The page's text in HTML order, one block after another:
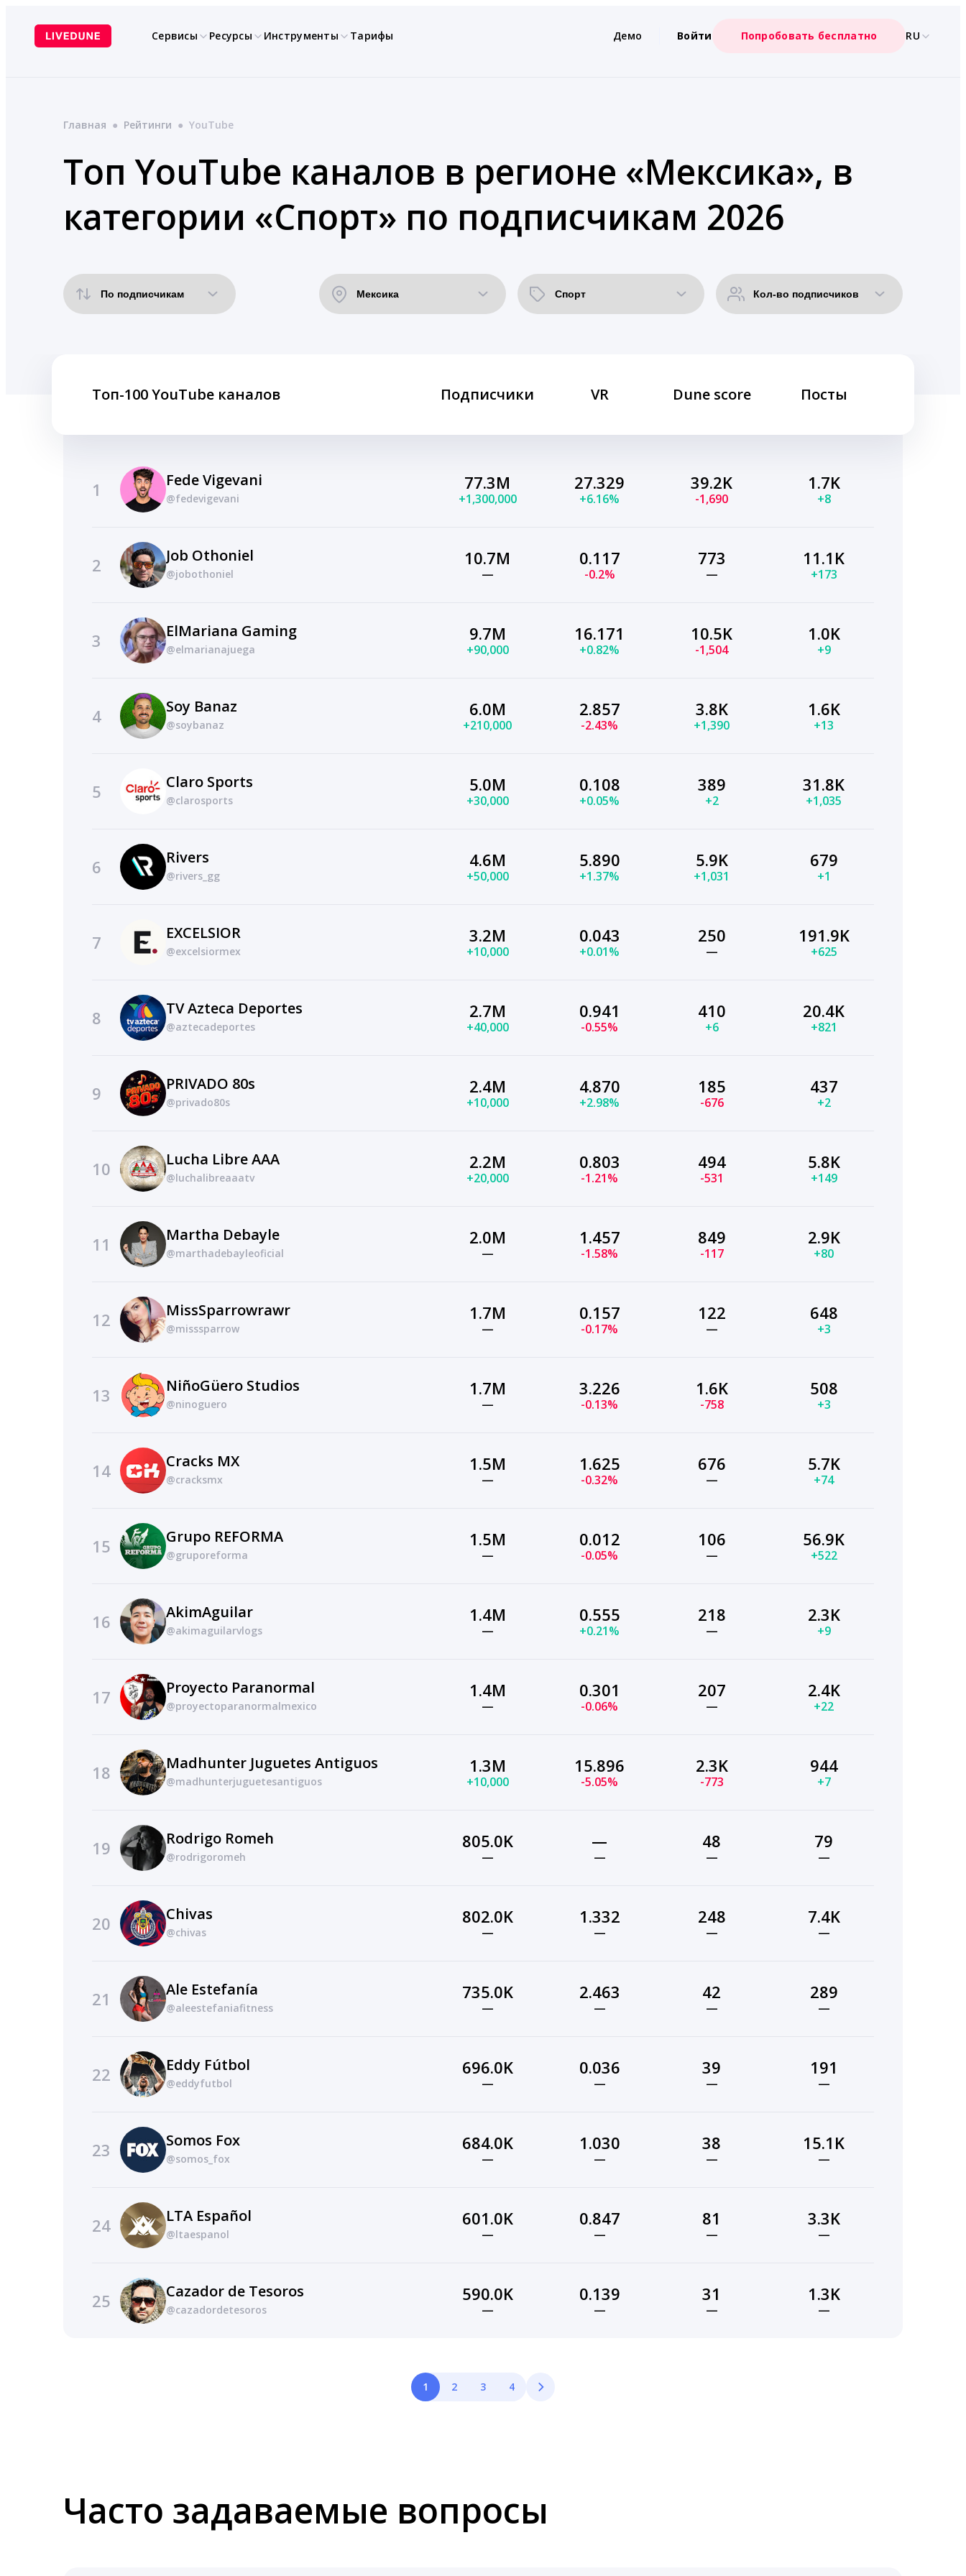
содержимому
Сервисы Ресурсы Инструменты Тарифы Демо Войти Попробовать бесплатно RU
Главная ● Рейтинги ● YouTube
Топ YouTube каналов в регионе «Мексика», в
категории «Спорт» по подписчикам 2026
Топ-100 YouTube каналов Подписчики VR Dune score Посты
1 Fede Vigevani
@fedevigevani
77.3M
+1,300,000
27.329
+6.16%
39.2K
-1,690
1.7K
+8
2 Job Othoniel
@jobothoniel
10.7M
—
0.117
-0.2%
773
—
11.1K
+173
3 ElMariana Gaming
@elmarianajuega
9.7M
+90,000
16.171
+0.82%
10.5K
-1,504
1.0K
+9
4 Soy Banaz
@soybanaz
6.0M
+210,000
2.857
-2.43%
3.8K
+1,390
1.6K
+13
5 Claro Sports
@clarosports
5.0M
+30,000
0.108
+0.05%
389
+2
31.8K
+1,035
6 Rivers
@rivers_gg
4.6M
+50,000
5.890
+1.37%
5.9K
+1,031
679
+1
7 EXCELSIOR
@excelsiormex
3.2M
+10,000
0.043
+0.01%
250
—
191.9K
+625
8 TV Azteca Deportes
@aztecadeportes
2.7M
+40,000
0.941
-0.55%
410
+6
20.4K
+821
9 PRIVADO 80s
@privado80s
2.4M
+10,000
4.870
+2.98%
185
-676
437
+2
10 Lucha Libre AAA
@luchalibreaaatv
2.2M
+20,000
0.803
-1.21%
494
-531
5.8K
+149
11 Martha Debayle
@marthadebayleoficial
2.0M
—
1.457
-1.58%
849
-117
2.9K
+80
12 MissSparrowrawr
@misssparrow
1.7M
—
0.157
-0.17%
122
—
648
+3
13 NiñoGüero Studios
@ninoguero
1.7M
—
3.226
-0.13%
1.6K
-758
508
+3
14 Cracks MX
@cracksmx
1.5M
—
1.625
-0.32%
676
—
5.7K
+74
15 Grupo REFORMA
@gruporeforma
1.5M
—
0.012
-0.05%
106
—
56.9K
+522
16 AkimAguilar
@akimaguilarvlogs
1.4M
—
0.555
+0.21%
218
—
2.3K
+9
17 Proyecto Paranormal
@proyectoparanormalmexico
1.4M
—
0.301
-0.06%
207
—
2.4K
+22
18 Madhunter Juguetes Antiguos
@madhunterjuguetesantiguos
1.3M
+10,000
15.896
-5.05%
2.3K
-773
944
+7
19 Rodrigo Romeh
@rodrigoromeh
805.0K
—
—
—
48
—
79
—
20 Chivas
@chivas
802.0K
—
1.332
—
248
—
7.4K
—
21 Ale Estefanía
@aleestefaniafitness
735.0K
—
2.463
—
42
—
289
—
22 Eddy Fútbol
@eddyfutbol
696.0K
—
0.036
—
39
—
191
—
23 Somos Fox
@somos_fox
684.0K
—
1.030
—
38
—
15.1K
—
24 LTA Español
@ltaespanol
601.0K
—
0.847
—
81
—
3.3K
—
25 Cazador de Tesoros
@cazadordetesoros
590.0K
—
0.139
—
31
—
1.3K
—
1 2 3 4
Часто задаваемые вопросы